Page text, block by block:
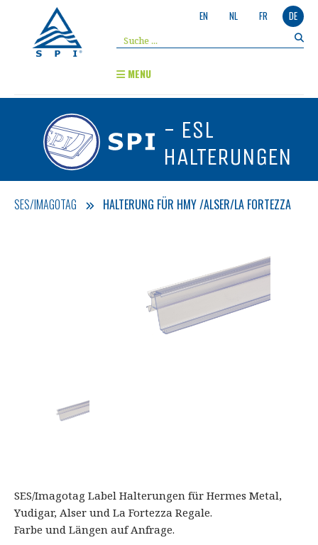
EN NL FR DE
MENU
- ESL
HALTERUNGEN
SES/IMAGOTAG HALTERUNG FÜR HMY /ALSER/LA FORTEZZA
SES/Imagotag Label Halterungen für Hermes Metal,
Yudigar, Alser und La Fortezza Regale.
Farbe und Längen auf Anfrage.